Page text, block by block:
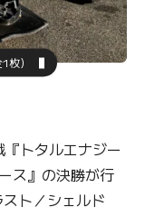
枚）
トタルエナジー
ス』の決勝が行
ト／シェルド